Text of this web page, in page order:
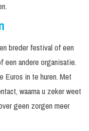
breder festival of een
een andere organisatie.
Euros in te huren. Met
waarna u zeker weet
geen zorgen meer